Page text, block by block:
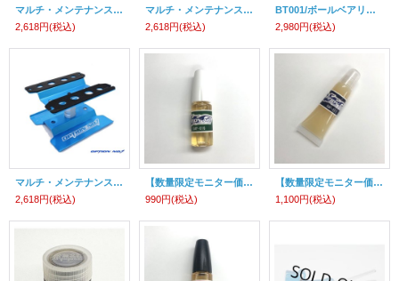
マルチ・メンテナンス・スタンド（ブラック）
2,618円(税込)
マルチ・メンテナンス・スタンド（レッド）
2,618円(税込)
BT001/ボールベアリング洗浄＆グリスアップツール（ベアリングリフレッシュ）
2,980円(税込)
マルチ・メンテナンス・スタンド（ライトブルー）
2,618円(税込)
【数量限定モニター価格】GAP-016/ベアリングオイル
990円(税込)
【数量限定モニター価格】GAP-017/メタルグリス
1,100円(税込)